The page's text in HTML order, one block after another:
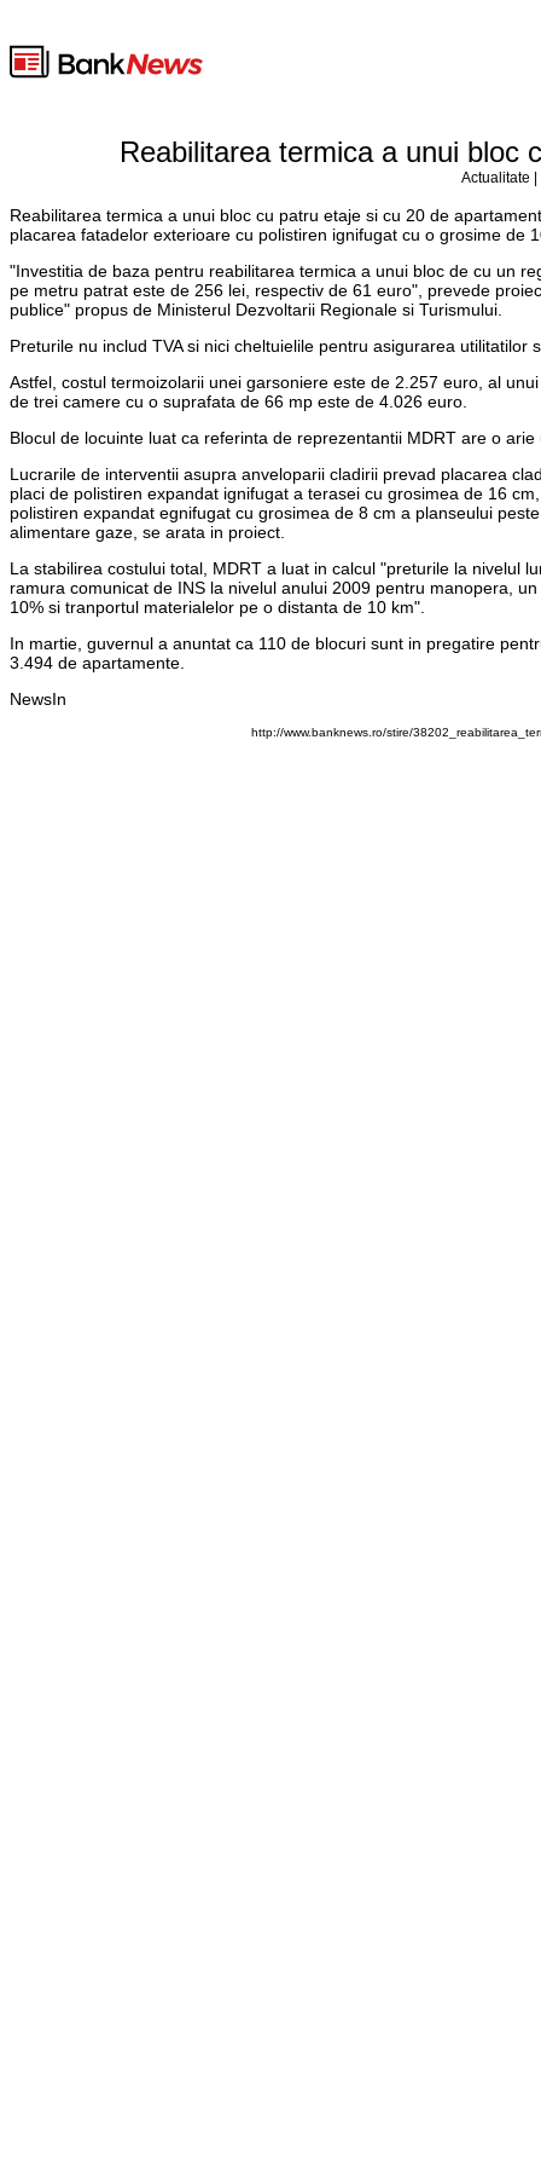
Reabilitarea termica a unui bloc
Actualitate
Reabilitarea termica a unui bloc cu patru etaje si cu 20 de
placarea fatadelor exterioare cu polistiren ignifugat cu o grosime de
"Investitia de baza pentru reabilitarea termica a unui bloc de cu un
pe metru patrat este de 256 lei, respectiv de 61 euro", prevede
publice" propus de Ministerul Dezvoltarii Regionale si Turismului.
Preturile nu includ TVA si nici cheltuielile pentru asigurarea utilitatilor
Astfel, costul termoizolarii unei garsoniere este de 2.257 euro, al
de trei camere cu o suprafata de 66 mp este de 4.026 euro.
Blocul de locuinte luat ca referinta de reprezentantii MDRT are o
Lucrarile de interventii asupra anveloparii cladirii prevad placarea
placi de polistiren expandat ignifugat a terasei cu grosimea de 16
polistiren expandat egnifugat cu grosimea de 8 cm a planseului
alimentare gaze, se arata in proiect.
La stabilirea costului total, MDRT a luat in calcul "preturile la nivelul
ramura comunicat de INS la nivelul anului 2009 pentru manopera,
10% si tranportul materialelor pe o distanta de 10 km".
In martie, guvernul a anuntat ca 110 de blocuri sunt in pregatire
3.494 de apartamente.
NewsIn
http://www.banknews.ro/stire/